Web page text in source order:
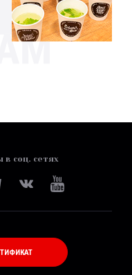
в соц. сетях